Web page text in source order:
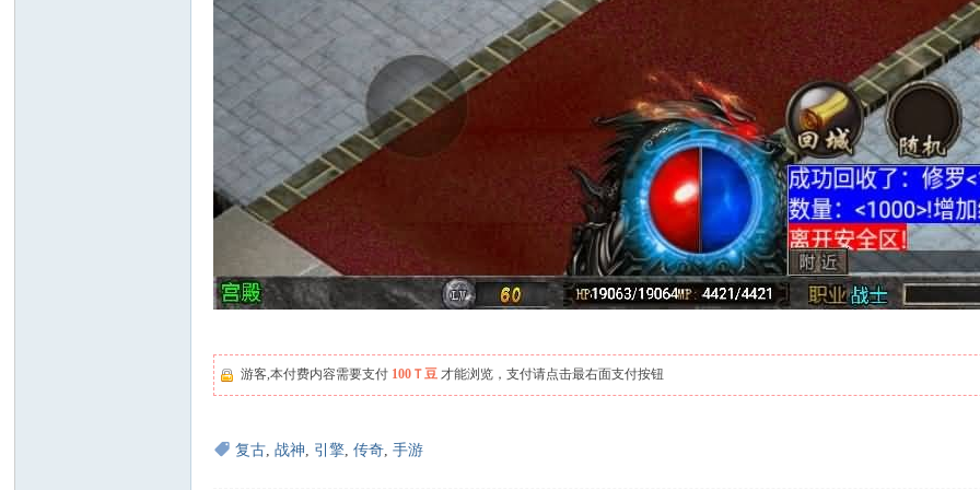
游客,本付费内容需要支付 100Ｔ豆 才能浏览，支付请点击最右面支付按钮
复古,战神, 引擎,传奇,手游